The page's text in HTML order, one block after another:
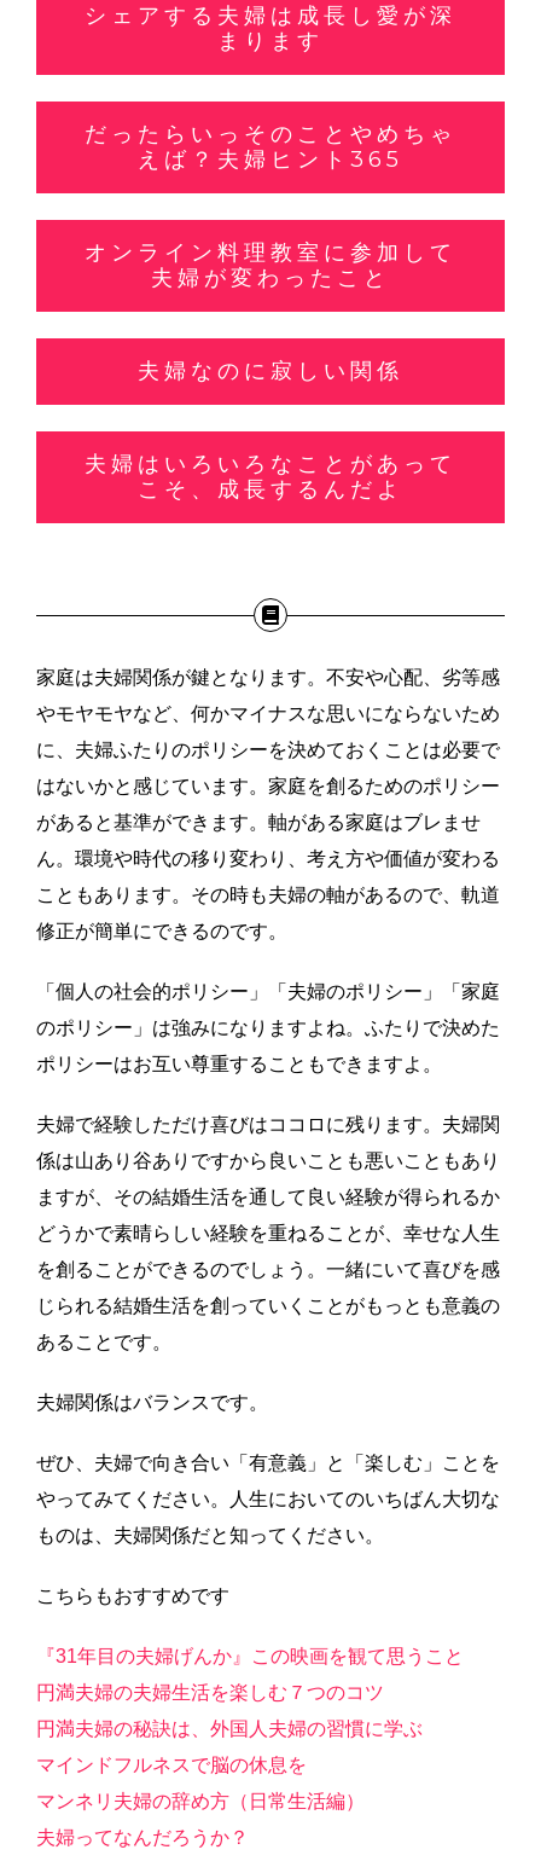
シェアする夫婦は成長し愛が深
まります
だったらいっそのことやめちゃ
えば？夫婦ヒント365
オンライン料理教室に参加して
夫婦が変わったこと
夫婦なのに寂しい関係
夫婦はいろいろなことがあって
こそ、成長するんだよ
家庭は夫婦関係が鍵となります。不安や心配、劣等感
やモヤモヤなど、何かマイナスな思いにならないため
に、夫婦ふたりのポリシーを決めておくことは必要で
はないかと感じています。家庭を創るためのポリシー
があると基準ができます。軸がある家庭はブレませ
ん。環境や時代の移り変わり、考え方や価値が変わる
こともあります。その時も夫婦の軸があるので、軌道
修正が簡単にできるのです。
「個人の社会的ポリシー」「夫婦のポリシー」「家庭
のポリシー」は強みになりますよね。ふたりで決めた
ポリシーはお互い尊重することもできますよ。
夫婦で経験しただけ喜びはココロに残ります。夫婦関
係は山あり谷ありですから良いことも悪いこともあり
ますが、その結婚生活を通して良い経験が得られるか
どうかで素晴らしい経験を重ねることが、幸せな人生
を創ることができるのでしょう。一緒にいて喜びを感
じられる結婚生活を創っていくことがもっとも意義の
あることです。
夫婦関係はバランスです。
ぜひ、夫婦で向き合い「有意義」と「楽しむ」ことを
やってみてください。人生においてのいちばん大切な
ものは、夫婦関係だと知ってください。
こちらもおすすめです
『31年目の夫婦げんか』この映画を観て思うこと
円満夫婦の夫婦生活を楽しむ７つのコツ
円満夫婦の秘訣は、外国人夫婦の習慣に学ぶ
マインドフルネスで脳の休息を
マンネリ夫婦の辞め方（日常生活編）
夫婦ってなんだろうか？